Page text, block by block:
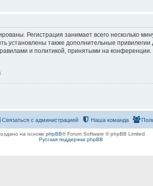
Регистрация занимает всего несколько
установлены также дополнительные
и политикой, принятыми на
Наша команда
Связаться с администрацией
на основе phpBB® Forum Software © phpBB Limited
Русская поддержка phpBB